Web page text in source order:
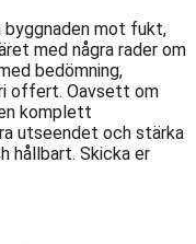
mot fukt,
med några rader om
bedömning,
offert. Oavsett om
komplett
utseendet och stärka
hållbart. Skicka er